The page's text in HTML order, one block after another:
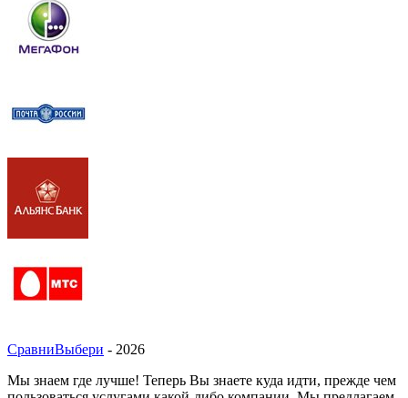
СравниВыбери - 2026
Мы знаем где лучше! Теперь Вы знаете куда идти, прежде чем